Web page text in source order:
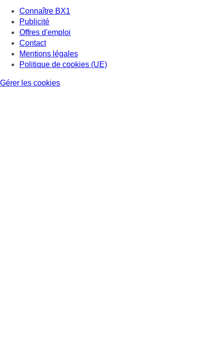
Connaître BX1
Publicité
Offres d'emploi
Contact
Mentions légales
Politique de cookies (UE)
Gérer les cookies